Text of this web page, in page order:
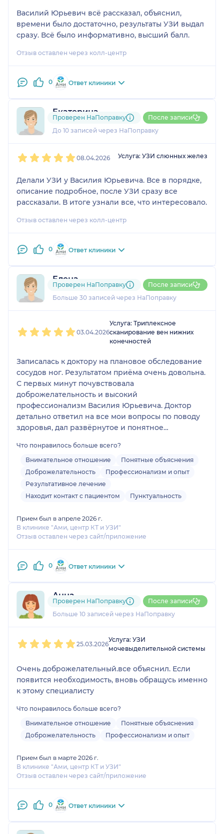
Василий Юрьевич всё рассказал, объяснил,
времени было достаточно, результаты УЗИ выдал
сразу. Всё было информативно, высший балл.
Отзыв оставлен через колл-центр
0 Ответ клиники
Екатерина
1 отзыв
До 10 записей через НаПоправку
Проверен НаПоправку После записи
08.04.2026 Услуга: УЗИ слюнных желез
Делали УЗИ у Василия Юрьевича. Все в порядке,
описание подробное, после УЗИ сразу все
рассказали. В итоге узнали все, что интересовало.
Отзыв оставлен через колл-центр
0 Ответ клиники
Елена
10 отзывов и2 оценки
Больше 30 записей через НаПоправку
Проверен НаПоправку После записи
03.04.2026
Услуга: Триплексное
сканирование вен нижних
конечностей
Записалась к доктору на плановое обследование
сосудов ног. Результатом приёма очень довольна.
С первых минут почувствовала
доброжелательность и высокий
профессионализм Василия Юрьевича. Доктор
детально ответил на все мои вопросы по поводу
здоровья, дал развёрнутое и понятное
Хочу добавить несколько слов о клинике. Я тут
была впервые, но если понадобится ещё сделать
УЗИ, то обращусь именно сюда. Современное
оборудование, приветливый персонал, красиво и
комфортабельно, в холле слышен щебет птичек!
Что понравилось больше всего?
Внимательное отношение
Понятные объяснения
Доброжелательность
Профессионализм и опыт
Результативное лечение
Находит контакт с пациентом
Пунктуальность
Прием был в апреле 2026 г.
В клинике "Ами, центр КТ и УЗИ"
Отзыв оставлен через сайт/приложение
0 Ответ клиники
Анна
2 отзыва
Больше 10 записей через НаПоправку
Проверен НаПоправку После записи
25.03.2026
Услуга: УЗИ
мочевыделительной системы
Очень доброжелательный.все объяснил. Если
появится необходимость, вновь обращусь именно
к этому специалисту
Что понравилось больше всего?
Внимательное отношение
Понятные объяснения
Доброжелательность
Профессионализм и опыт
Прием был в марте 2026 г.
В клинике "Ами, центр КТ и УЗИ"
Отзыв оставлен через сайт/приложение
0 Ответ клиники